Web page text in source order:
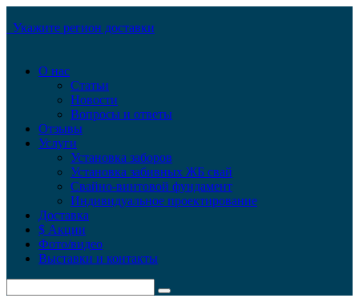
Укажите регион доставки
О нас
Статьи
Новости
Вопросы и ответы
Отзывы
Услуги
Установка заборов
Установка забивных ЖБ свай
Свайно-винтовой фундамент
Индивидуальное проектирование
Доставка
$ Акции
Фото/видео
Выставки и контакты